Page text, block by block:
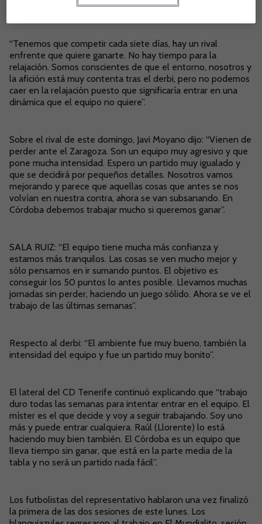
suma. Debemos ir partido a partido y pensar en el siguiente”.
“Tenemos que competir cada siete días, hay un rival
enfrente que quiere ganarte. No hay tiempo para la
relajación. Somos conscientes de que el entorno, nosotros y
la afición está muy contenta tras el derbi, pero no podemos
caer en la relajación puesto que significaría entrar en una
dinámica que el equipo no quiere”.
Sobre el rival de este domingo, Javi Moyano dijo: “Vienen de
perder ante el Zaragoza. Son un equipo muy agresivo y que
pone mucha intensidad. Espero un partido muy igualado y
que se decidirá por pequeños detalles. Nosotros vamos
mejorando y parece que aquellas cosas que antes se nos
volvían en nuestra contra, ahora se van subsanando. En
Córdoba debemos trabajar mucho si queremos ganar”.
SALA RUIZ: “El equipo tiene mucha más confianza y
estamos más tranquilos. Las cosas se ven mucho mejor y
sólo pensamos en ir sumando puntos. El objetivo es
conseguir los 50 puntos lo antes posible. Llevamos muchas
jornadas sin perder, haciendo un juego sólido. Ahora se ve el
trabajo de las últimas semanas”.
Respecto al derbi: “El ambiente fue muy bueno, también la
intensidad del equipo y fue un partido muy bonito”.
El lateral del CD Tenerife continuó explicando que “trabajo
duro todas las semanas para intentar entrar en el equipo. El
míster es el que decide y voy a seguir trabajando. Soy uno
más y puede entrar cualquiera. Raúl (Llorente) lo está
haciendo muy bien también. El Córdoba es un equipo que
lleva tiempo sin ganar, que está en la parte media de la
tabla y no será un partido nada fácil”.
Los futbolistas del representativo hablaron una vez finalizó
la primera de las dos sesiones de este lunes. Los